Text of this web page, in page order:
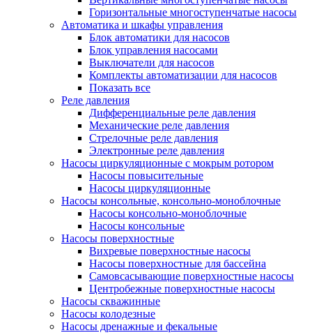
Горизонтальные многоступенчатые насосы
Автоматика и шкафы управления
Блок автоматики для насосов
Блок управления насосами
Выключатели для насосов
Комплекты автоматизации для насосов
Показать все
Реле давления
Дифференциальные реле давления
Механические реле давления
Стрелочные реле давления
Электронные реле давления
Насосы циркуляционные с мокрым ротором
Насосы повысительные
Насосы циркуляционные
Насосы консольные, консольно-моноблочные
Насосы консольно-моноблочные
Насосы консольные
Насосы поверхностные
Вихревые поверхностные насосы
Насосы поверхностные для бассейна
Самовсасывающие поверхностные насосы
Центробежные поверхностные насосы
Насосы скважинные
Насосы колодезные
Насосы дренажные и фекальные